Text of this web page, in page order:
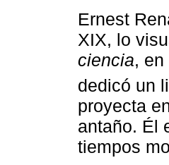
Ernest
XIX, lo
ciencia,
dedicó un
proyecta
antaño. Él
tiempos